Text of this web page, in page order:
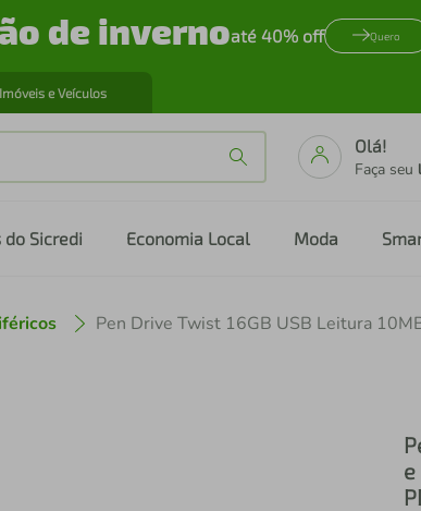
de invernoaté 40% off Quero
Imóveis e Veículos
Olá!
Faça seu
do Sicredi Economia Local Moda